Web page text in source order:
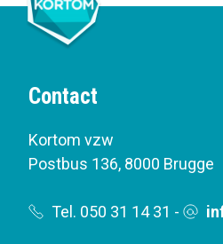
Contact
Kortom vzw
Postbus 136, 8000 Brugge
Tel. 050 31 14 31 -